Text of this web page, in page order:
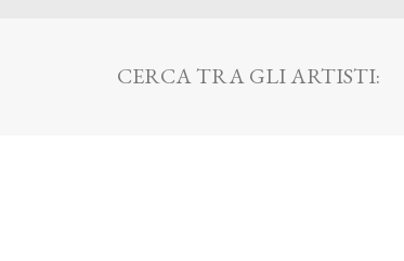
CERCA TRA GLI ARTISTI: